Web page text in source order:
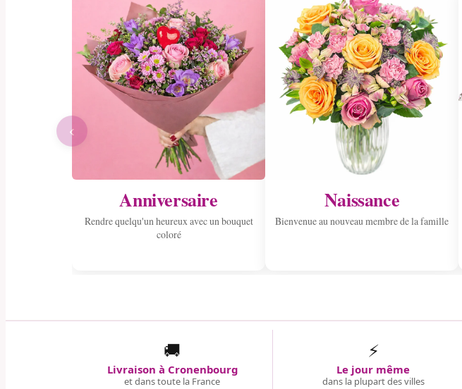
Anniversaire
Rendre quelqu'un heureux avec un bouquet
coloré
Naissance
Bienvenue au nouveau membre de la famille
‹
🚚
Livraison à Cronenbourg
et dans toute la France
⚡
Le jour même
dans la plupart des villes